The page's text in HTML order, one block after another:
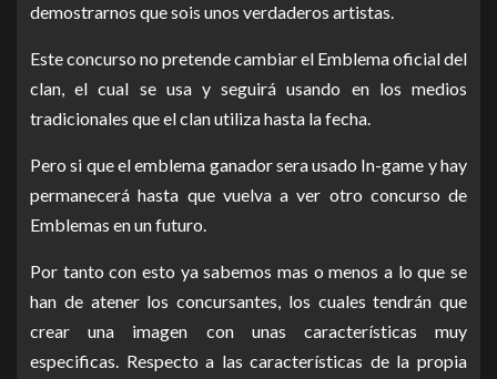
demostrarnos que sois unos verdaderos artistas.
Este concurso no pretende cambiar el Emblema oficial del
clan, el cual se usa y seguirá usando en los medios
tradicionales que el clan utiliza hasta la fecha.
Pero si que el emblema ganador sera usado In-game y hay
permanecerá hasta que vuelva a ver otro concurso de
Emblemas en un futuro.
Por tanto con esto ya sabemos mas o menos a lo que se
han de atener los concursantes, los cuales tendrán que
crear una imagen con unas características muy
especificas. Respecto a las características de la propia